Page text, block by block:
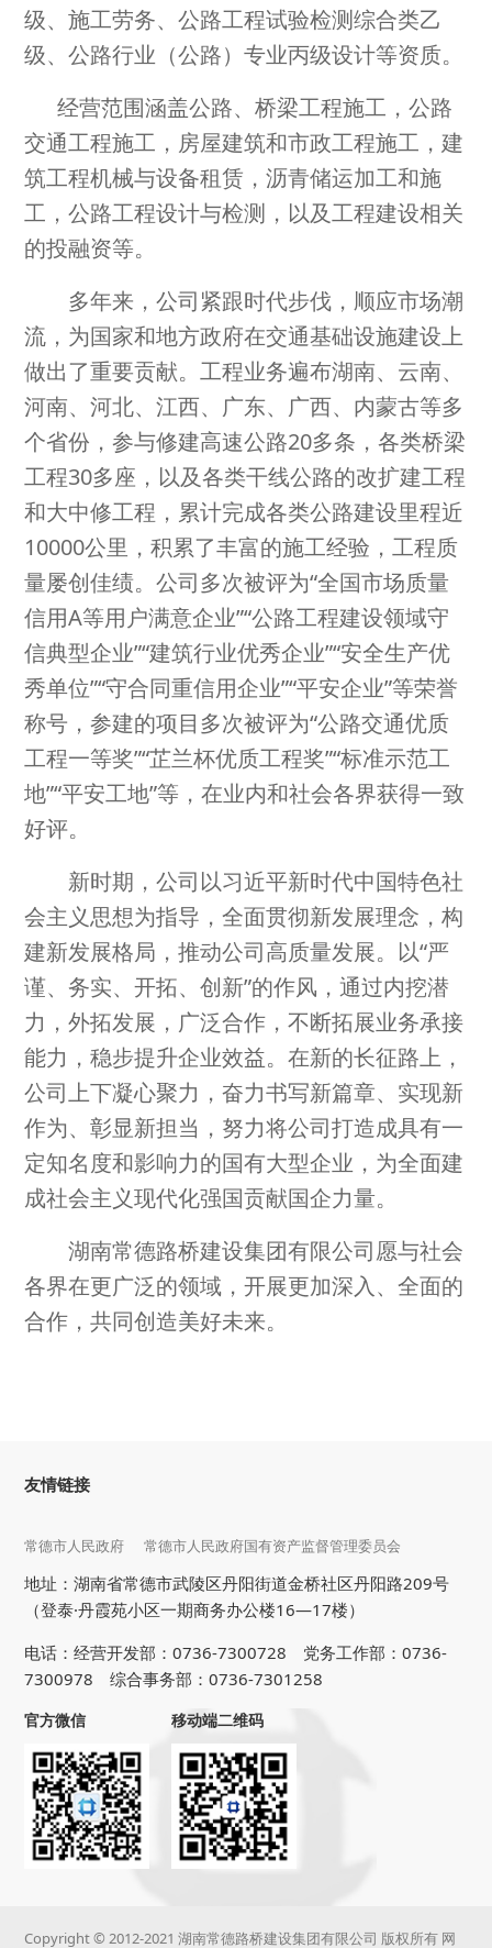
级、施工劳务、公路工程试验检测综合类乙
级、公路行业（公路）专业丙级设计等资质。
经营范围涵盖公路、桥梁工程施工，公路
交通工程施工，房屋建筑和市政工程施工，建
筑工程机械与设备租赁，沥青储运加工和施
工，公路工程设计与检测，以及工程建设相关
的投融资等。
多年来，公司紧跟时代步伐，顺应市场潮
流，为国家和地方政府在交通基础设施建设上
做出了重要贡献。工程业务遍布湖南、云南、
河南、河北、江西、广东、广西、内蒙古等多
个省份，参与修建高速公路20多条，各类桥梁
工程30多座，以及各类干线公路的改扩建工程
和大中修工程，累计完成各类公路建设里程近
10000公里，积累了丰富的施工经验，工程质
量屡创佳绩。公司多次被评为“全国市场质量
信用A等用户满意企业”“公路工程建设领域守
信典型企业”“建筑行业优秀企业”“安全生产优
秀单位”“守合同重信用企业”“平安企业”等荣誉
称号，参建的项目多次被评为“公路交通优质
工程一等奖”“芷兰杯优质工程奖”“标准示范工
地”“平安工地”等，在业内和社会各界获得一致
好评。
新时期，公司以习近平新时代中国特色社
会主义思想为指导，全面贯彻新发展理念，构
建新发展格局，推动公司高质量发展。以“严
谨、务实、开拓、创新”的作风，通过内挖潜
力，外拓发展，广泛合作，不断拓展业务承接
能力，稳步提升企业效益。在新的长征路上，
公司上下凝心聚力，奋力书写新篇章、实现新
作为、彰显新担当，努力将公司打造成具有一
定知名度和影响力的国有大型企业，为全面建
成社会主义现代化强国贡献国企力量。
湖南常德路桥建设集团有限公司愿与社会
各界在更广泛的领域，开展更加深入、全面的
合作，共同创造美好未来。
友情链接
常德市人民政府 常德市人民政府国有资产监督管理委员会
地址：湖南省常德市武陵区丹阳街道金桥社区丹阳路209号
（登泰·丹霞苑小区一期商务办公楼16—17楼）
电话：经营开发部：0736-7300728 党务工作部：0736-
7300978 综合事务部：0736-7301258
官方微信 移动端二维码
Copyright © 2012-2021 湖南常德路桥建设集团有限公司 版权所有 网